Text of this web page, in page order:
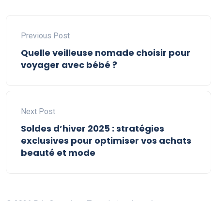
Previous Post
Quelle veilleuse nomade choisir pour
voyager avec bébé ?
Next Post
Soldes d’hiver 2025 : stratégies
exclusives pour optimiser vos achats
beauté et mode